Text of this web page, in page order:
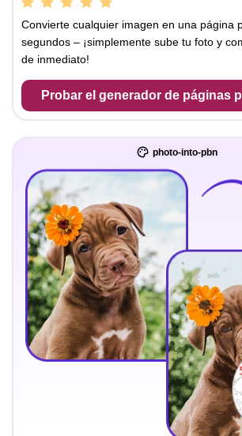
Convierte cualquier imagen en una página
segundos – ¡simplemente sube tu foto y
de inmediato!
Probar el generador de páginas
photo-into-pbn